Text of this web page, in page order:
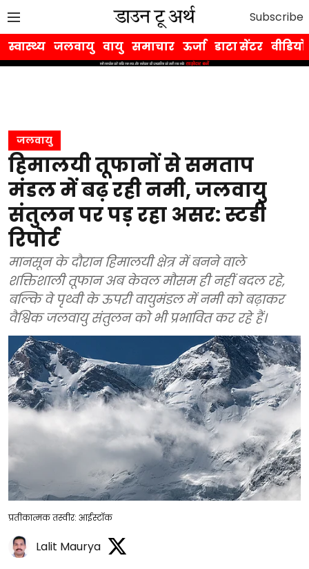
Subscribe
स्वास्थ्य जलवायु वायु समाचार ऊर्जा डाटा सेंटर वीडियो
जलवायु
हिमालयी तूफानों से समताप
मंडल में बढ़ रही नमी, जलवायु
संतुलन पर पड़ रहा असर: स्टडी
रिपोर्ट
मानसून के दौरान हिमालयी क्षेत्र में बनने वाले
शक्तिशाली तूफान अब केवल मौसम ही नहीं बदल रहे,
बल्कि वे पृथ्वी के ऊपरी वायुमंडल में नमी को बढ़ाकर
वैश्विक जलवायु संतुलन को भी प्रभावित कर रहे हैं।
प्रतीकात्मक तस्वीर: आईस्टॉक
Lalit Maurya